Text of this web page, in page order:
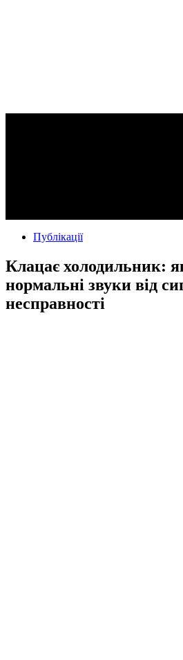
Публікації
Клацає холодильник:
нормальні звуки від
несправності